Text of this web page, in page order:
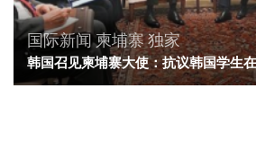
国际新闻柬埔寨独家
韩国召见柬埔寨大使：抗议韩国学生